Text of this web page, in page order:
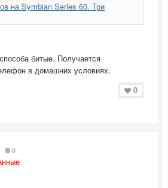
на Symbian Series 60. Три
битые. Получается
в домашних условиях.
0
0